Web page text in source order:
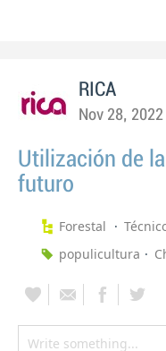
RICA
Nov 28, 2022
Utilización de
futuro
Forestal
populicultura